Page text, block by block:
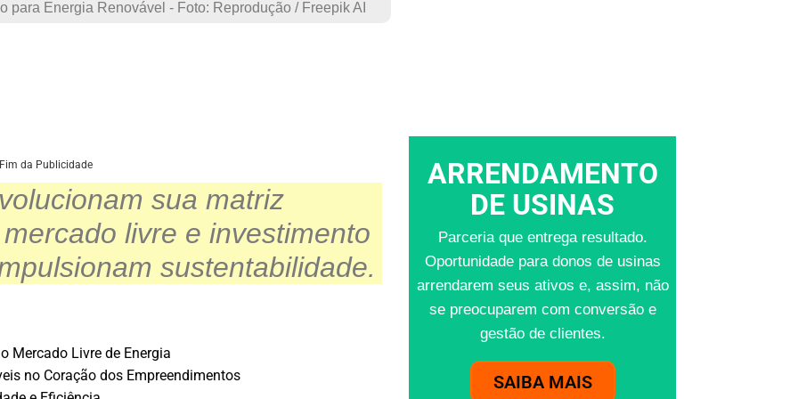
para Energia Renovável - Foto: Reprodução / Freepik AI
Fim da Publicidade
sua matriz
livre e investimento
sustentabilidade.
Mercado Livre de Energia
no Coração dos Empreendimentos
ARRENDAMENTO
DE USINAS
Parceria que entrega resultado.
Oportunidade para donos de usinas
arrendarem seus ativos e, assim, não
se preocuparem com conversão e
gestão de clientes.
SAIBA MAIS